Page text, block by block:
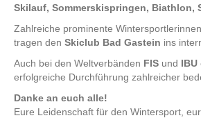
Skilauf, Sommerskispringen, Biathlon,
Zahlreiche prominente
tragen den Skiclub Bad Gastein ins
Auch bei den Weltverbänden FIS und IBU
erfolgreiche Durchführung zahlreicher
Danke an euch alle!
Eure Leidenschaft für den Wintersport,